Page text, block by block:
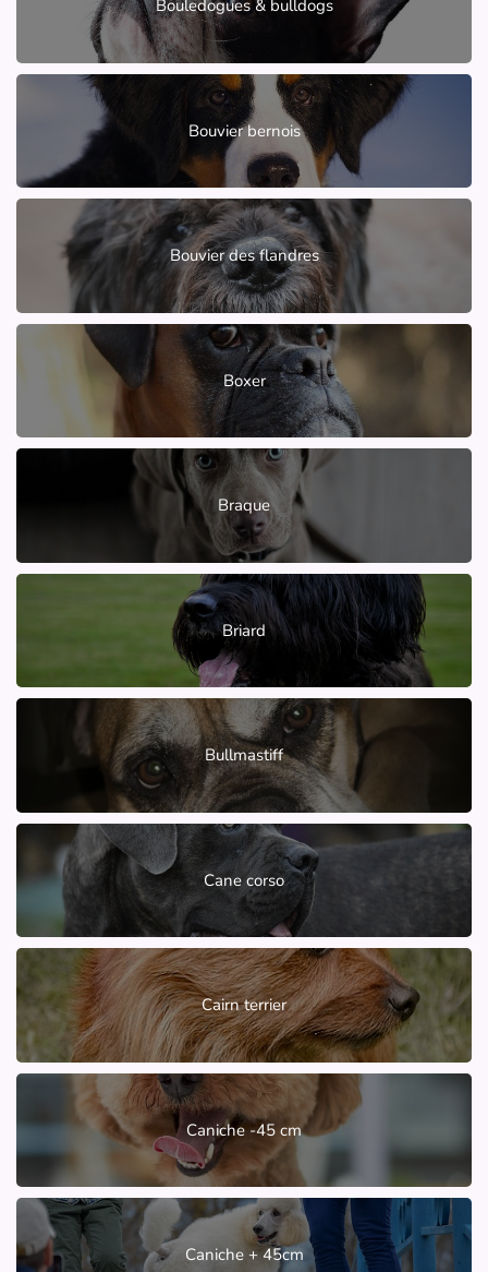
Bouledogues & bulldogs
Bouvier bernois
Bouvier des flandres
Boxer
Braque
Briard
Bullmastiff
Cane corso
Cairn terrier
Caniche -45 cm
Caniche + 45cm